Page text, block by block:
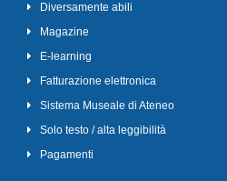
Diversamente abili
Magazine
E-learning
Fatturazione elettronica
Sistema Museale di Ateneo
Solo testo / alta leggibilità
Pagamenti